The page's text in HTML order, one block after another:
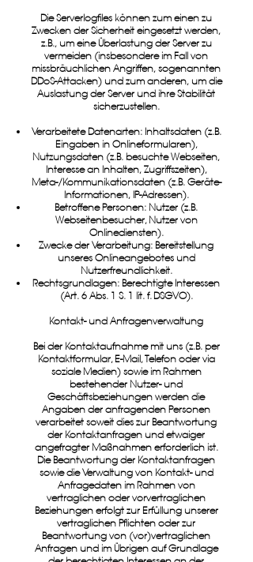
Die Serverlogfiles können zum einen zu
Zwecken der Sicherheit eingesetzt werden,
z.B., um eine Überlastung der Server zu
vermeiden (insbesondere im Fall von
missbräuchlichen Angriffen, sogenannten
DDoS-Attacken) und zum anderen, um die
Auslastung der Server und ihre Stabilität
sicherzustellen.
Verarbeitete Datenarten: Inhaltsdaten (z.B.
Eingaben in Onlineformularen),
Nutzungsdaten (z.B. besuchte Webseiten,
Interesse an Inhalten, Zugriffszeiten),
Meta-/Kommunikationsdaten (z.B. Geräte-
Informationen, IP-Adressen).
Betroffene Personen: Nutzer (z.B.
Webseitenbesucher, Nutzer von
Onlinediensten).
Zwecke der Verarbeitung: Bereitstellung
unseres Onlineangebotes und
Nutzerfreundlichkeit.
Rechtsgrundlagen: Berechtigte Interessen
(Art. 6 Abs. 1 S. 1 lit. f. DSGVO).
Kontakt- und Anfragenverwaltung
Bei der Kontaktaufnahme mit uns (z.B. per
Kontaktformular, E-Mail, Telefon oder via
soziale Medien) sowie im Rahmen
bestehender Nutzer- und
Geschäftsbeziehungen werden die
Angaben der anfragenden Personen
verarbeitet soweit dies zur Beantwortung
der Kontaktanfragen und etwaiger
angefragter Maßnahmen erforderlich ist.
Die Beantwortung der Kontaktanfragen
sowie die Verwaltung von Kontakt- und
Anfragedaten im Rahmen von
vertraglichen oder vorvertraglichen
Beziehungen erfolgt zur Erfüllung unserer
vertraglichen Pflichten oder zur
Beantwortung von (vor)vertraglichen
Anfragen und im Übrigen auf Grundlage